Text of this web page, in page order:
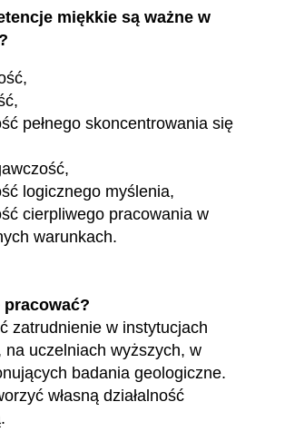
miękkie są ważne w
pełnego skoncentrowania się
logicznego myślenia,
cierpliwego pracowania w
warunkach.
pracować?
zatrudnienie w instytucjach
na uczelniach wyższych, w
badania geologiczne.
własną działalność